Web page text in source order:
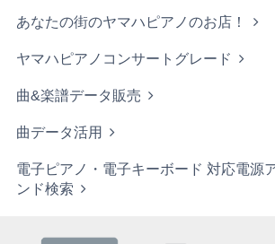
あなたの街のヤマハピアノのお店！
ヤマハピアノコンサートグレード
曲&楽譜データ販売
曲データ活用
電子ピアノ・電子キーボード 対応電源
ンド検索